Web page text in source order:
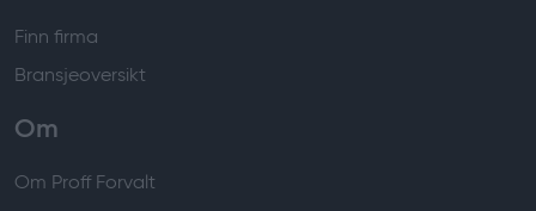
Finn firma
Bransjeoversikt
Om
Om Proff Forvalt